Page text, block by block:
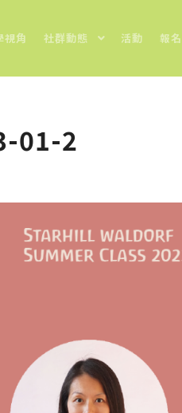
視角 社群動態 活動 報
01-2